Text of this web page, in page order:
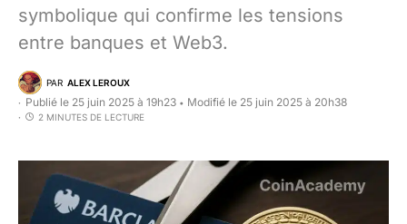
symbolique qui confirme les tensions
entre banques et Web3.
PAR ALEX LEROUX
Publié le 25 juin 2025 à 19h23 • Modifié le 25 juin 2025 à 20h38
2 MINUTES DE LECTURE